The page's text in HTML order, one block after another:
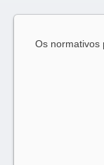
Os normativos